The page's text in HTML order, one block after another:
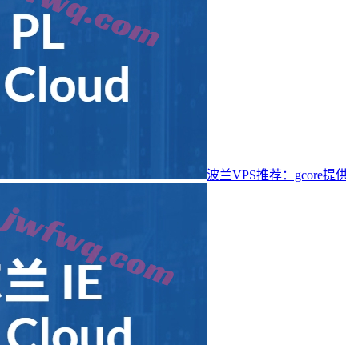
波兰VPS推荐：gcore提